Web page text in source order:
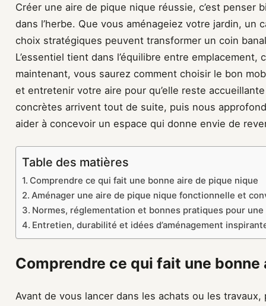
Créer une aire de pique nique réussie, c’est penser
dans l’herbe. Que vous aménageiez votre jardin, un
choix stratégiques peuvent transformer un coin
L’essentiel tient dans l’équilibre entre
maintenant, vous saurez comment choisir le bon
et entretenir votre aire pour qu’elle reste
concrètes arrivent tout de suite, puis nous
aider à concevoir un espace qui donne envie de
Table des matières
Comprendre ce qui fait une bonne aire de pique nique
Aménager une aire de pique nique fonctionnelle et
Normes, réglementation et bonnes pratiques pour
Entretien, durabilité et idées d’aménagement
Comprendre ce qui fait une bonne
Avant de vous lancer dans les achats ou les